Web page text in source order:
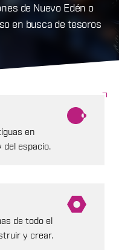
de Nuevo Edén o
en busca de tesoros
en
espacio.
de todo el
y crear.